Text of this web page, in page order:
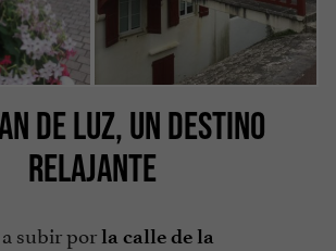
DE LUZ, UN DESTINO
RELAJANTE
subir porla calle de la